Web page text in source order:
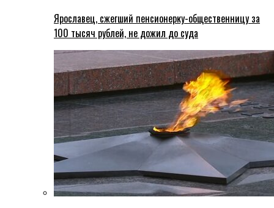
Ярославец, сжегший пенсионерку-общественницу за
100 тысяч рублей, не дожил до суда